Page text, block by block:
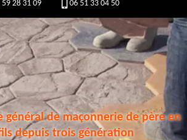
59 28 31 09 06 51 33 04 50
général de maçonnerie de père en
depuis trois génération